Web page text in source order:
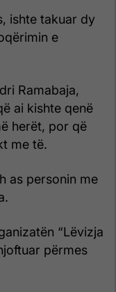
ishte takuar dy
e
Ramabaja,
ai kishte qenë
herët, por që
me të.
as personin me
“Lëvizja
përmes